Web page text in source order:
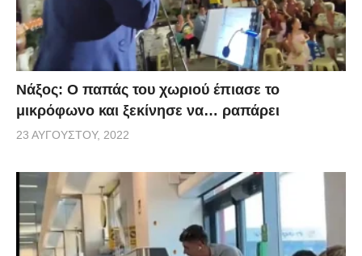
Νάξος: Ο παπάς του χωριού έπιασε το
μικρόφωνο και ξεκίνησε να… ραπάρει
23 ΑΥΓΟΎΣΤΟΥ, 2022